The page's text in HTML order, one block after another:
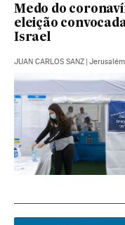
Medo do
eleição
Israel
JUAN CARLOS SANZ Jerusalém